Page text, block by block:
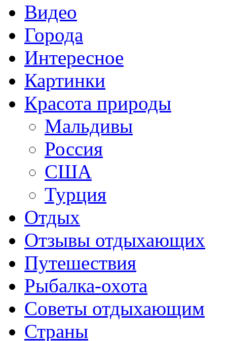
Видео
Города
Интересное
Картинки
Красота природы
Мальдивы
Россия
США
Турция
Отдых
Отзывы отдыхающих
Путешествия
Рыбалка-охота
Советы отдыхающим
Страны